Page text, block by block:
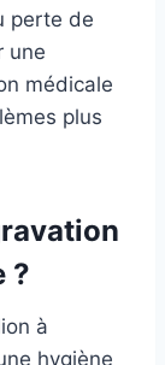
perte de
une
médicale
plus
?
à
hygiène